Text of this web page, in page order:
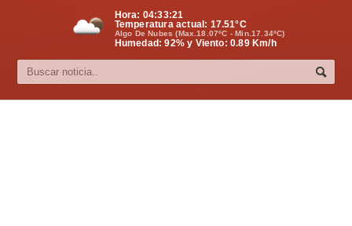
Cultura
Hora: 04:33:21
Temperatura actual: 17.51°C
Algo De Nubes (Max.18.07ºC - Min.17.34ºC)
Humedad: 92% y Viento: 0.89 Km/h